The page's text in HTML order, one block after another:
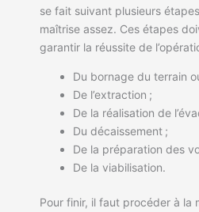
se fait suivant plusieurs
maîtrise assez. Ces étapes
garantir la réussite de
Du bornage du terrain
De l’extraction ;
De la réalisation de
Du décaissement ;
De la préparation des
De la viabilisation.
Pour finir, il faut procéder à la